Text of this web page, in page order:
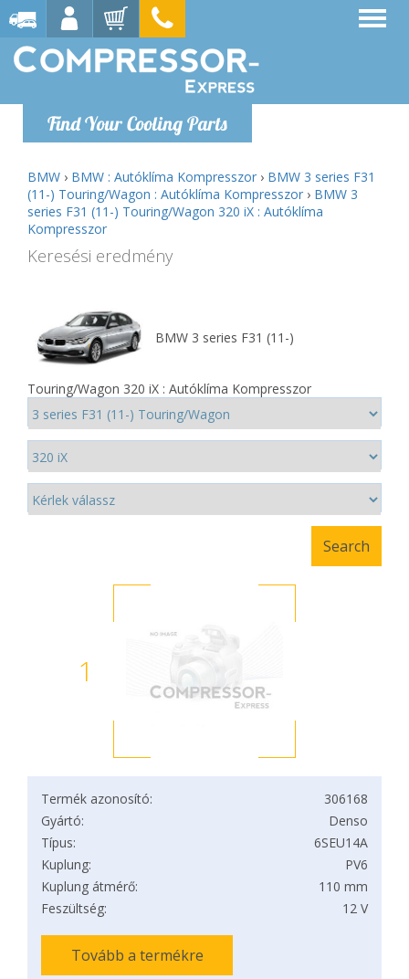
Find Your Cooling Parts
BMW › BMW : Autóklíma Kompresszor › BMW 3 series F31
(11-) Touring/Wagon : Autóklíma Kompresszor › BMW 3
series F31 (11-) Touring/Wagon 320 iX : Autóklíma
Kompresszor
Keresési eredmény
BMW 3 series F31 (11-)
Touring/Wagon 320 iX : Autóklíma Kompresszor
1
Termék azonosító:
306168
Gyártó:
Denso
Típus:
6SEU14A
Kuplung:
PV6
Kuplung átmérő:
110 mm
Feszültség:
12 V
Tovább a termékre